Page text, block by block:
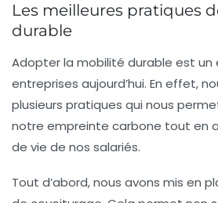
Les meilleures pratiques
durable
Adopter la mobilité durable est un
entreprises aujourd’hui. En effet,
plusieurs pratiques qui nous
notre empreinte carbone tout en
de vie de nos salariés.
Tout d’abord, nous avons mis en